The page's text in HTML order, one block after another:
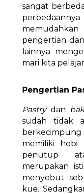
sangat
pengertian
lainnya
mari kita
Pengertian
Pastrydan
sudah tidak
memiliki hobi
penutup
merupakan
menyebut
kue.